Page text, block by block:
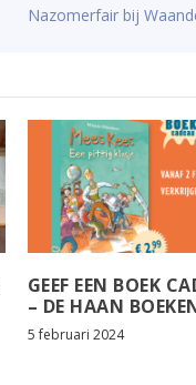
Nazomerfair bij
GEEF EEN BOEK
– DE HAAN
5 februari 2024